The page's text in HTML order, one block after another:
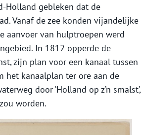
Holland gebleken dat de
Vanaf de zee konden vijandelijke
aanvoer van hulptroepen werd
In 1812 opperde de
zijn plan voor een kanaal tussen
het kanaalplan ter ore aan de
door ‘Holland op z’n smalst’,
worden.